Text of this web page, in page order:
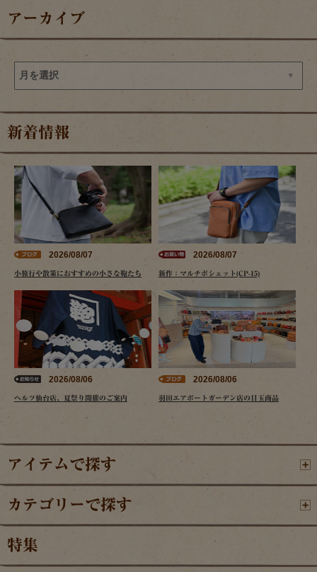
アーカイブ
新着情報
2026/08/07
小旅行や散策におすすめの小さな鞄たち
2026/08/07
新作：マルチポシェット(CP-15)
2026/08/06
ヘルツ仙台店、夏祭り開催のご案内
2026/08/06
羽田エアポートガーデン店の目玉商品
アイテムで探す
カテゴリーで探す
特集